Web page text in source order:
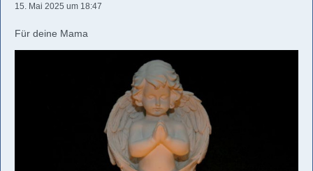
15. Mai 2025 um 18:47
Für deine Mama